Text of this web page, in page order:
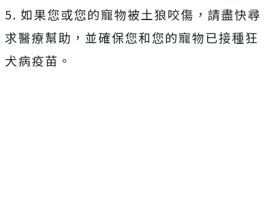
5. 如果您或您的寵物被土狼咬傷，請盡快尋
求醫療幫助，並確保您和您的寵物已接種狂
犬病疫苗。